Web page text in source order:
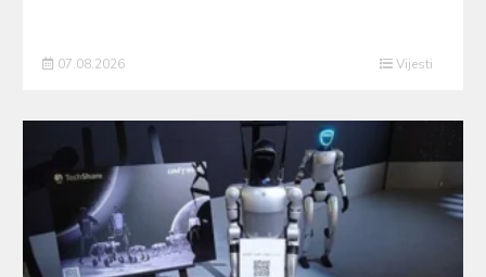
07.08.2026 Vijesti